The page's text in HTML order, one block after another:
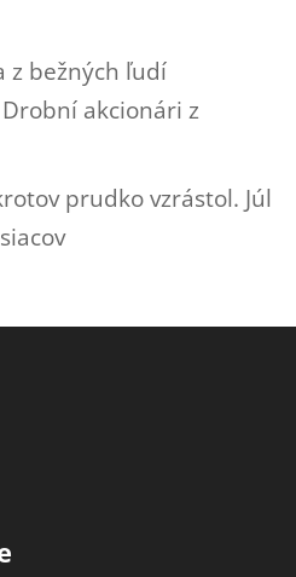
z bežných ľudí
akcionári z
prudko vzrástol. Júl